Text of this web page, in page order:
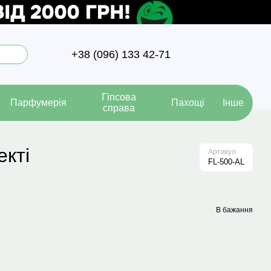
+38 (096) 133 42-71
Парфумерія
Гіпсова
справа
Пахощі Інше
Артикул
FL-500-AL
В бажання